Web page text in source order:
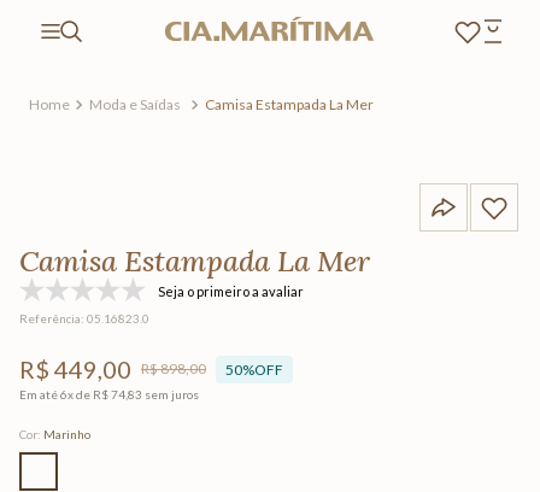
Moda e Saídas Camisa Estampada La Mer
Camisa Estampada La Mer
Seja o primeiro a avaliar
Referência: 05.16823.0
R$ 449,00 R$898,00 50%OFF
Em até6x de R$7483 sem juros
Cor: Marinho